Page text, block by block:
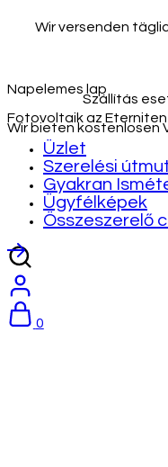
Napelemes lap
Fotovoltaik az Eterniten
Üzlet
Szerelési
Gyakran
Ügyfélképek
Összeszerelő
0
Wir versenden
Szállítás
Wir bieten kostenlosen